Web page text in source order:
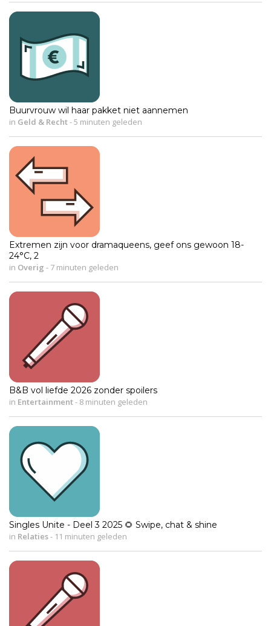
Buurvrouw wil haar pakket niet aannemen
in Geld & Recht-5 minuten geleden
Extremen zijn voor dramaqueens, geef ons gewoon 18-
24°C, 2
in Overig - 7 minuten geleden
B&B vol liefde 2026 zonder spoilers
in Entertainment- 8 minuten geleden
Singles Unite - Deel 3 2025 🌻 Swipe, chat & shine
in Relaties- 11 minuten geleden